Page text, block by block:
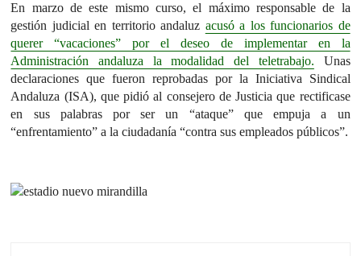
En marzo de este mismo curso, el máximo responsable de la
gestión judicial en territorio andaluz acusó a los funcionarios de
querer “vacaciones” por el deseo de implementar en la
Administración andaluza la modalidad del teletrabajo. Unas
declaraciones que fueron reprobadas por la Iniciativa Sindical
Andaluza (ISA), que pidió al consejero de Justicia que rectificase
en sus palabras por ser un “ataque” que empuja a un
“enfrentamiento” a la ciudadanía “contra sus empleados públicos”.